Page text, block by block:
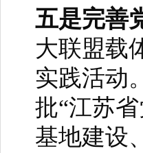
五是完善
大联盟载
实践活动
批“江苏
基地建设